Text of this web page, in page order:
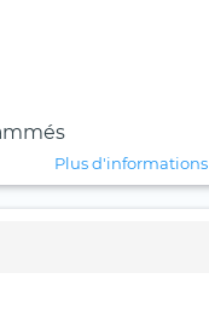
Plus d'informations